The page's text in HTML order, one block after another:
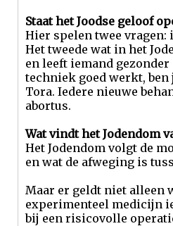
Staat het Joodse geloof
Hier spelen twee vragen:
Het tweede wat in het
en leeft iemand
techniek goed werkt,
Tora. Iedere nieuwe
abortus.
Wat vindt het Jodendom
Het Jodendom volgt de
en wat de afweging is
Maar er geldt niet alleen
experimenteel medicijn
bij een risicovolle